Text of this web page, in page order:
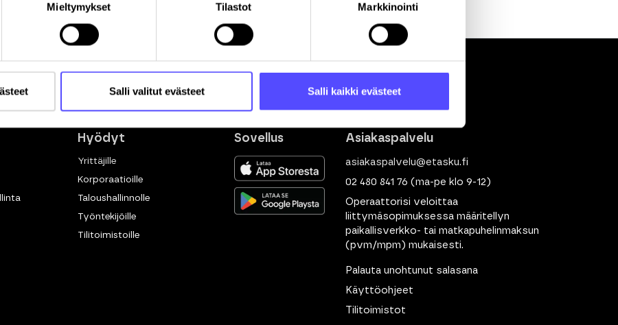
Mieltymykset Tilastot Markkinointi
Salli valitut evästeet Salli kaikki evästeet
Hyödyt
Yrittäjille
Korporaatioille
Taloushallinnolle
Työntekijöille
Tilitoimistoille
Sovellus Asiakaspalvelu
asiakaspalvelu@etasku.fi
02 480 841 76 (ma-pe klo 9-12)
Operaattorisi veloittaa
liittymäsopimuksessa määritellyn
paikallisverkko- tai matkapuhelinmaksun
(pvm/mpm) mukaisesti.
Palauta unohtunut salasana
Käyttöohjeet
Tilitoimistot